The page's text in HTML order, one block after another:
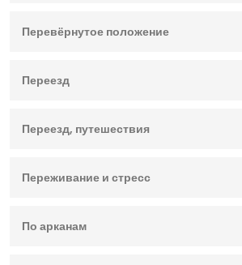
Перевёрнутое положение
Переезд
Переезд, путешествия
Переживание и стресс
По арканам